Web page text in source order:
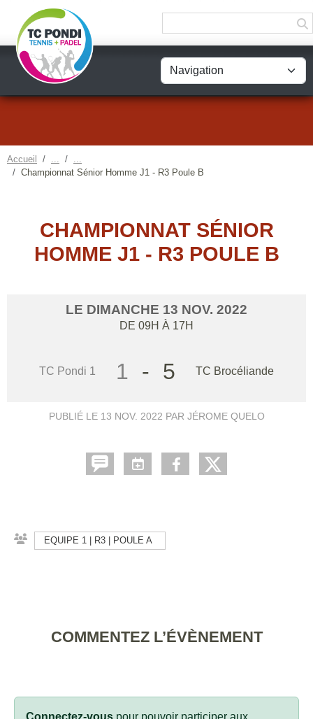
Accueil
Championnat Sénior Homme J1 - R3 Poule B
CHAMPIONNAT SÉNIOR
HOMME J1 - R3 POULE B
LE DIMANCHE 13 NOV. 2022
DE 09H À 17H
TC Pondi 1 1 - 5 TC Brocéliande
PUBLIÉ LE 13 NOV. 2022 PAR JÉROME QUELO
EQUIPE 1 | R3 | POULE A
COMMENTEZ L’ÉVÈNEMENT
Connectez-vous pour pouvoir participer aux
Panneau de gestion des cookies